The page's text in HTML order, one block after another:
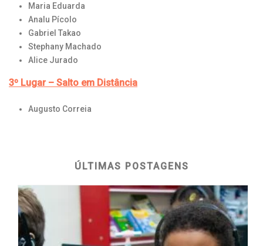
Maria Eduarda
Analu Pícolo
Gabriel Takao
Stephany Machado
Alice Jurado
3º Lugar – Salto em Distância
Augusto Correia
ÚLTIMAS POSTAGENS